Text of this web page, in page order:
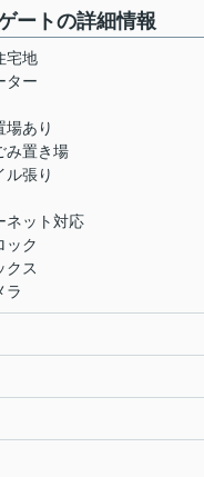
ートの詳細情報
宅地
ター
場あり
み置き場
ル張り
ネット対応
ック
クス
ラ